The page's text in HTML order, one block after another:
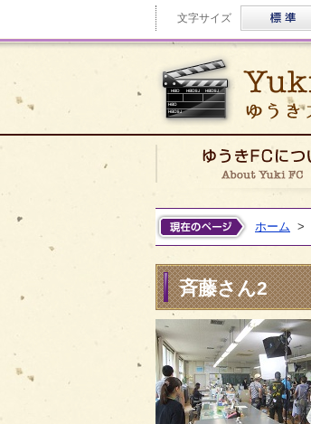
文字サイズ
ホーム >
斉藤さん2